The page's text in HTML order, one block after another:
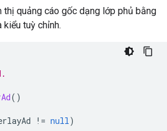
thị quảng cáo gốc dạng lớp phủ bằng
tuỳ chỉnh.
()
!= null)